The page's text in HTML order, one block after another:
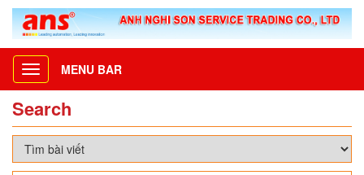
Toggle
navigation
MENU BAR
Search